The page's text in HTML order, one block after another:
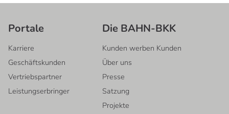
Portale
Karriere
Geschäftskunden
Vertriebspartner
Leistungserbringer
Die BAHN-BKK
Kunden werben Kunden
Über uns
Presse
Satzung
Projekte